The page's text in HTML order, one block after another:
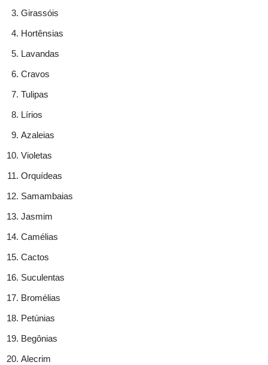
Girassóis
Hortênsias
Lavandas
Cravos
Tulipas
Lírios
Azaleias
Violetas
Orquídeas
Samambaias
Jasmim
Camélias
Cactos
Suculentas
Bromélias
Petúnias
Begônias
Alecrim